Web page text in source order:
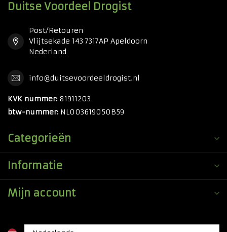
Duitse Voordeel Drogist
Post/Retouren
Vlijtsekade 143 7317AP Apeldoorn
Nederland
info@duitsevoordeeldrogist.nl
KVK nummer: 81911203
btw-nummer: NL003619050B59
Categorieën
Informatie
Mijn account